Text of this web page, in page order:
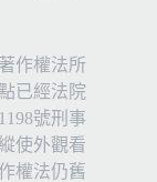
作權法所
已經法院
號刑事
使外觀看
權法仍舊